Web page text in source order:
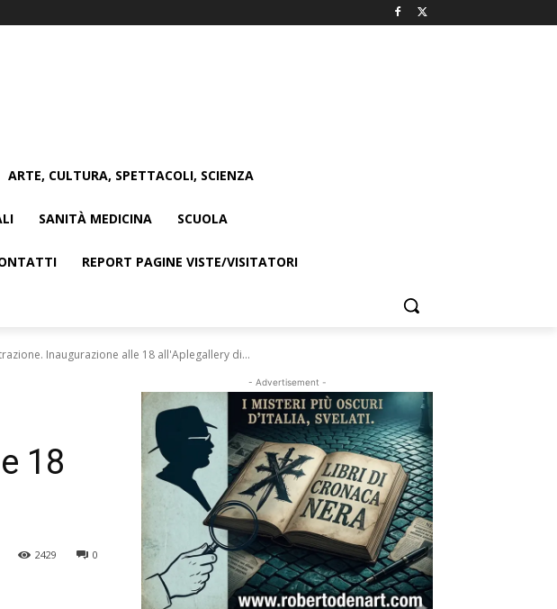
ARTE, CULTURA, SPETTACOLI, SCIENZA
SANITÀ MEDICINA SCUOLA
REPORT PAGINE VISTE/VISITATORI
Inaugurazione alle 18 all'Aplegallery di...
18
0
2429
- Advertisement -